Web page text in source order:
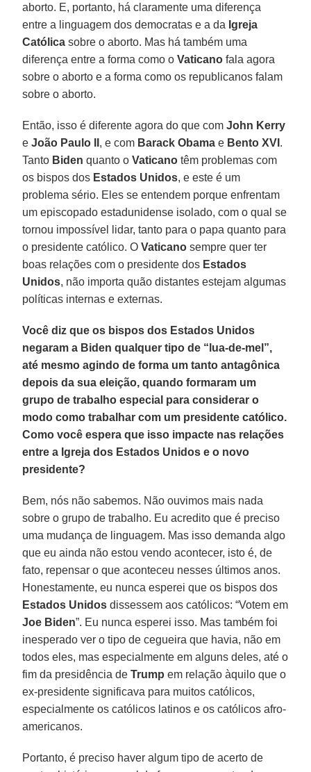
aborto. E, portanto, há claramente uma diferença
entre a linguagem dos democratas e a da Igreja
Católica sobre o aborto. Mas há também uma
diferença entre a forma como oVaticano fala agora
sobre o aborto e a forma como os republicanos falam
sobre o aborto.
Então, isso é diferente agora do que comJohn Kerry
eJoão Paulo II , e com Barack Obama e Bento XVI .
Tanto Biden quanto oVaticano têm problemas com
os bispos dos Estados Unidos, e este é um
problema sério. Eles se entendem porque enfrentam
um episcopado estadunidense isolado, com o qual se
tornou impossível lidar, tanto para o papa quanto para
o presidente católico. OVaticano sempre quer ter
boas relações com o presidente dos Estados
Unidos, não importa quão distantes estejam algumas
políticas internas e externas.
Você diz que os bispos dos Estados Unidos
negaram a Biden qualquer tipo de “lua-de-mel”,
até mesmo agindo de forma um tanto antagônica
depois da sua eleição, quando formaram um
grupo de trabalho especial para considerar o
modo como trabalhar com um presidente católico.
Como você espera que isso impacte nas relações
entre a Igreja dos Estados Unidos e o novo
presidente?
Bem, nós não sabemos. Não ouvimos mais nada
sobre o grupo de trabalho. Eu acredito que é preciso
uma mudança de linguagem. Mas isso demanda algo
que eu ainda não estou vendo acontecer, isto é, de
fato, repensar o que aconteceu nesses últimos anos.
Honestamente, eu nunca esperei que os bispos dos
Estados Unidos dissessem aos católicos: “Votem em
Joe Biden”. Eu nunca esperei isso. Mas também foi
inesperado ver o tipo de cegueira que havia, não em
todos eles, mas especialmente em alguns deles, até o
fim da presidência deTrump em relação àquilo que o
ex-presidente significava para muitos católicos,
especialmente os católicos latinos e os católicos afro-
americanos.
Portanto, é preciso haver algum tipo de acerto de